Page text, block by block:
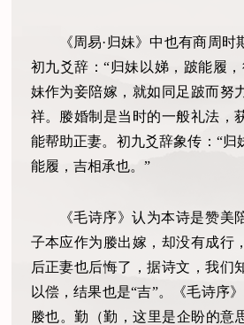
《周易·归妹》中也有商周
初九爻辞：“归妹以娣，跛能履
妹作为妾陪嫁，就如同足跛而努
祥。媵婚制是当时的一般礼法，
能帮助正妻。初九爻辞象传：“归
能履，吉相承也。”
《毛诗序》认为本诗是赞美
子本应作为媵出嫁，却没有成行
后正妻也后悔了，据诗文，我们
以偿，结果也是“吉”。《毛诗序
媵也。勤（勤，这里是企盼的